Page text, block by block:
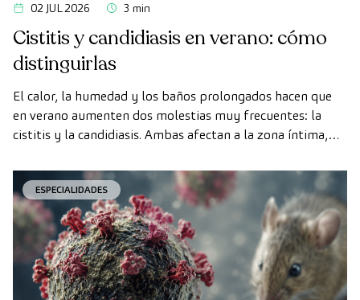
02 JUL 2026 3 min
Cistitis y candidiasis en verano: cómo
distinguirlas
El calor, la humedad y los baños prolongados hacen que
en verano aumenten dos molestias muy frecuentes: la
cistitis y la candidiasis. Ambas afectan a la zona íntima,
las confunden.
ESPECIALIDADES